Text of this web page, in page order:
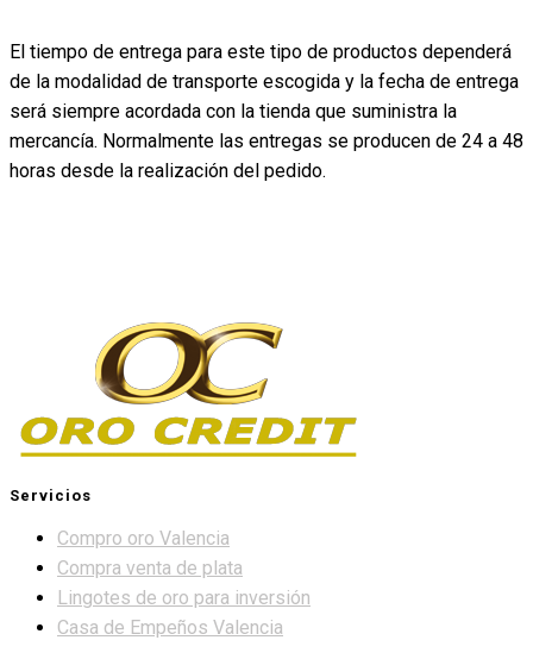
El tiempo de entrega para este tipo de productos dependerá
de la modalidad de transporte escogida y la fecha de entrega
será siempre acordada con la tienda que suministra la
mercancía. Normalmente las entregas se producen de 24 a 48
horas desde la realización del pedido.
Servicios
Compro oro Valencia
Compra venta de plata
Lingotes de oro para inversión
Casa de Empeños Valencia